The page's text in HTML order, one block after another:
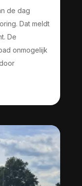
de dag
Dat meldt
De
onmogelijk